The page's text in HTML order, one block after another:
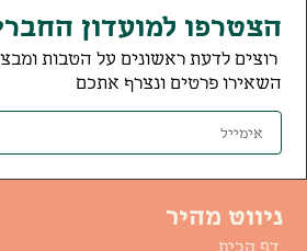
הצטרפו למועדון
רוצים לדעת ראשונים על הטבות
השאירו פרטים ונצרף אתכם
ניווט מהיר
דף הבית